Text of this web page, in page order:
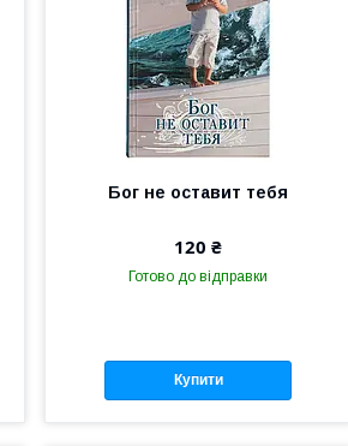
Бог не оставит тебя
120 ₴
Готово до відправки
Купити